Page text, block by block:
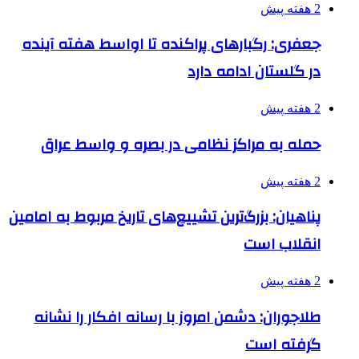
2 هفته پیش
جعفری: رگبارهای پراکنده تا اواسط هفته آینده
در گلستان ادامه دارد
2 هفته پیش
حمله به مراکز نظامی در بصره و واسط عراق
2 هفته پیش
پناهیان: بزرگ‌ترین تشییع‌های تاریخ مربوط به امامین
انقلاب است
2 هفته پیش
طلاجوران: دشمن امروز با رسانه افکار را نشانه
گرفته است